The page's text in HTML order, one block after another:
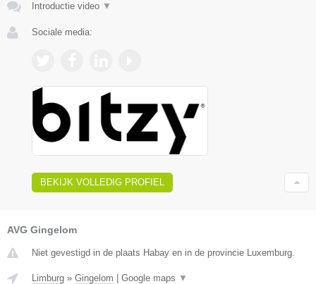
Introductie video ▼
Sociale media:
BEKIJK VOLLEDIG PROFIEL
AVG Gingelom
Niet gevestigd in de plaats Habay en in de provincie Luxemburg.
Limburg » Gingelom | Google maps ▼